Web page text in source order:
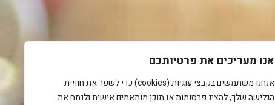
אנו מעריכים את פרטיותכם
אנחנו משתמשים בקבצי עוגיות (cookies) כדי לשפר את חוויית
הגלישה שלך, להציג פרסומות או תוכן מותאמים אישית ולנתח את